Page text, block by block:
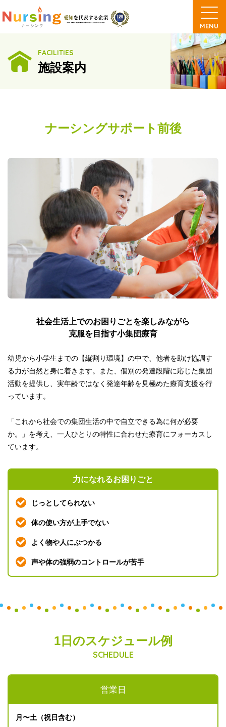
FACILITIES
施設案内
ナーシングサポート前後
社会生活上でのお困りごとを楽しみながら
克服を目指す小集団療育
幼児から小学生までの【縦割り環境】の中で、他者を助け協調す
る力が自然と身に着きます。また、個別の発達段階に応じた集団
活動を提供し、実年齢ではなく発達年齢を見極めた療育支援を行
っています。
「これから社会での集団生活の中で自立できる為に何が必要
か。」を考え、一人ひとりの特性に合わせた療育にフォーカスし
ています。
力になれるお困りごと
じっとしてられない
体の使い方が上手でない
よく物や人にぶつかる
声や体の強弱のコントロールが苦手
1日のスケジュール例
SCHEDULE
営業日
月〜土（祝日含む）